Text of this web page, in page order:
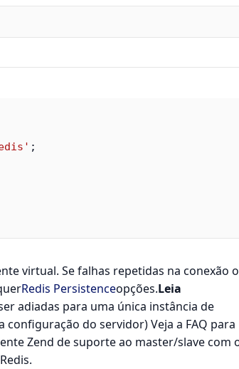
;
virtual. Se falhas repetidas na conexão
Redis Persistenceopções.Leia
adiadas para uma única instância de
do servidor) Veja a FAQ para
Zend de suporte ao master/slave com